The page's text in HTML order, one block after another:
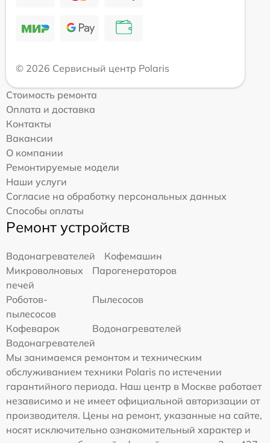
© 2026 Сервисный центр Polaris
Стоимость ремонта
Оплата и доставка
Контакты
Вакансии
О компании
Ремонтируемые модели
Наши услуги
Согласие на обработку персональных данных
Способы оплаты
Ремонт устройств
Водонагревателей
Кофемашин
Микроволновых
печей
Парогенераторов
Роботов-
пылесосов
Пылесосов
Кофеварок
Водонагревателей
Водонагревателей
Мы занимаемся ремонтом и техническим
обслуживанием техники Polaris по истечении
гарантийного периода. Наш центр в Москве работает
независимо и не имеет официальной авторизации от
производителя. Цены на ремонт, указанные на сайте,
носят исключительно ознакомительный характер и